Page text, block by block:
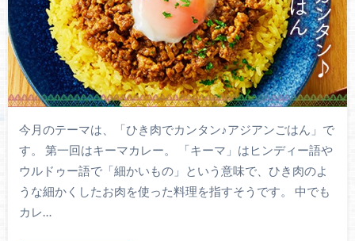
今月のテーマは、「ひき肉でカンタン♪アジアンごはん」で
す。 第一回はキーマカレー。 「キーマ」はヒンディー語や
ウルドゥー語で「細かいもの」という意味で、ひき肉のよ
うな細かくしたお肉を使った料理を指すそうです。 中でも
カレ…